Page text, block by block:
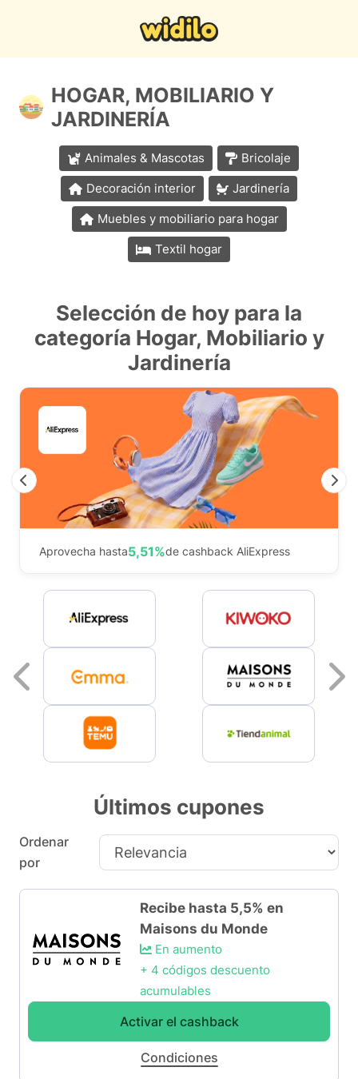
HOGAR, MOBILIARIO Y
JARDINERÍA
Animales & Mascotas
Bricolaje
Decoración interior
Jardinería
Muebles y mobiliario para hogar
Textil hogar
Selección de hoy para la
categoría Hogar, Mobiliario y
Jardinería
Aprovecha hasta5,51%de cashback AliExpress
Previous
Previous
Últimos cupones
Ordenar
por
Recibe hasta 5,5% en
Maisons du Monde
En aumento
+ 4 códigos descuento
acumulables
Activar el cashback
Condiciones